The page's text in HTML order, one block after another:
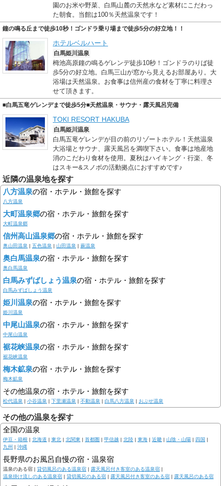
園のお米や野菜、白馬山麓の天然水など素材にこだわっ
た朝食。当館は100％天然温泉です！
鐘の鳴る丘まで徒歩10秒！ゴンドラ乗り場まで徒歩5分の好立地！！
ホテルベルハート
白馬姫川温泉
栂池高原鐘の鳴るゲレンデ徒歩10秒！ゴンドラのりば徒
歩5分の好立地。白馬三山が窓から見えるお部屋あり。大
浴場は天然温泉。お食事は信州産の食材を丁寧に料理さ
せて頂きます。
■白馬五竜ゲレンデまで徒歩5分■天然温泉・サウナ・露天風呂完備
TOKI RESORT HAKUBA
白馬姫川温泉
白馬五竜ゲレンデが目の前のリゾートホテル！天然温泉
大浴場とサウナ、露天風呂を満喫下さい。食事は地産地
消のこだわり食材を使用。夏秋はハイキング・行楽、冬
はスキー&スノボの活動拠点におすすめです♪
近隣の温泉地を探す
八方温泉の宿・ホテル・旅館を探す
八方温泉
大町温泉郷の宿・ホテル・旅館を探す
大町温泉郷
信州高山温泉郷の宿・ホテル・旅館を探す
奥山田温泉 | 五色温泉 | 山田温泉 | 蕨温泉
奥白馬温泉の宿・ホテル・旅館を探す
奥白馬温泉
白馬みずばしょう温泉の宿・ホテル・旅館を探す
白馬みずばしょう温泉
姫川温泉の宿・ホテル・旅館を探す
姫川温泉
中尾山温泉の宿・ホテル・旅館を探す
中尾山温泉
裾花峡温泉の宿・ホテル・旅館を探す
裾花峡温泉
梅木鉱泉の宿・ホテル・旅館を探す
梅木鉱泉
その他温泉の宿・ホテル・旅館を探す
松代温泉 | 小谷温泉 | 下里瀬温泉 | 不動温泉 | 白馬八方温泉 | おぶせ温泉
その他の温泉を探す
全国の温泉
伊豆・箱根 | 北海道 | 東北 | 北関東 | 首都圏 | 甲信越 | 北陸 | 東海 | 近畿 | 山陰・山陽 | 四国 |
九州 | 沖縄
長野県のお風呂自慢の宿・温泉宿
温泉のある宿 | 貸切風呂のある温泉宿 | 露天風呂付き客室のある温泉宿 |
温泉掛け流しのある温泉宿 | 貸切風呂のある宿 | 露天風呂付き客室のある宿 | 露天風呂のある宿